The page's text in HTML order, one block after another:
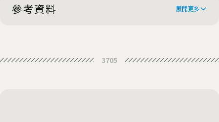
參考資料 展開更多
financial aid from Russia
3705